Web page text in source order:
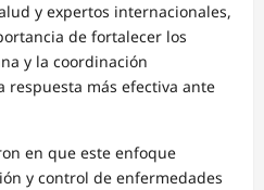
y expertos internacionales,
de fortalecer los
y la coordinación
más efectiva ante
en que este enfoque
y control de enfermedades